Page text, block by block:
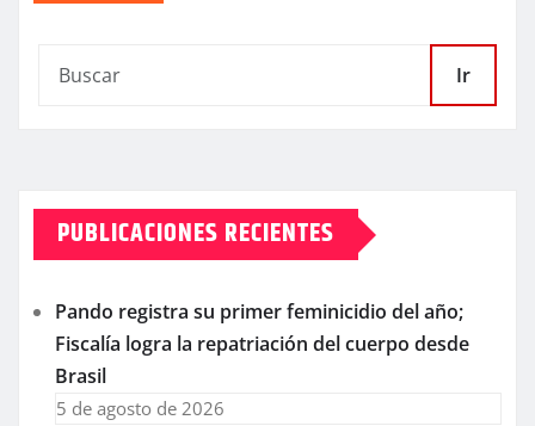
Ir
PUBLICACIONES RECIENTES
Pando registra su primer feminicidio del año;
Fiscalía logra la repatriación del cuerpo desde
Brasil
5 de agosto de 2026